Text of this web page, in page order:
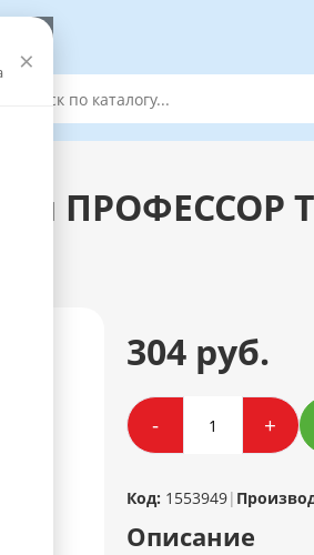
×
304 руб.
- +
Код: 1553949|
Описание